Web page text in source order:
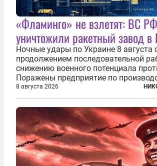
«Фламинго» не взлетят: ВС РФ
уничтожили ракетный завод в
Ночные удары по Украине 8 августа
продолжением последовательной
снижению военного потенциала
Поражены предприятие по
крылатых ракет, крупный склад
сухогруза с военными грузами.
нанесены удары по объектам в ряде
Киеве...
8 августа 2026